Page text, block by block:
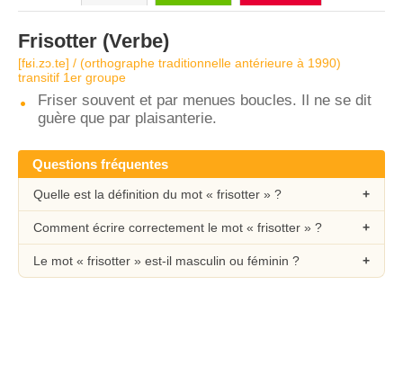
Frisotter (Verbe)
[fʁi.zɔ.te] / (orthographe traditionnelle antérieure à 1990)
transitif 1er groupe
Friser souvent et par menues boucles. Il ne se dit
guère que par plaisanterie.
Questions fréquentes
Quelle est la définition du mot « frisotter » ?
Comment écrire correctement le mot « frisotter » ?
Le mot « frisotter » est-il masculin ou féminin ?